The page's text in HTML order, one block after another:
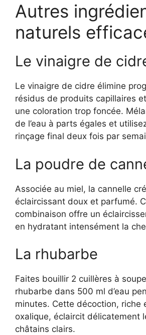
Autres
naturels
Le vinaigre de
Le vinaigre de cidre élimine
résidus de produits capillaires
une coloration trop foncée.
de l’eau à parts égales et
rinçage final deux fois par
La poudre de
Associée au miel, la cannelle
éclaircissant doux et parfumé.
combinaison offre un
en hydratant intensément la
La rhubarbe
Faites bouillir 2 cuillères à
rhubarbe dans 500 ml d’eau
minutes. Cette décoction, riche
oxalique, éclaircit délicatement
châtains clairs.